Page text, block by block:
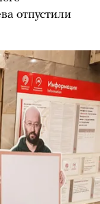
отпустили